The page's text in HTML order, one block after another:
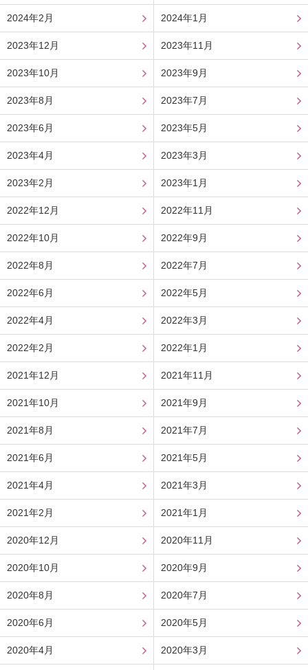
2024年2月 2024年1月
2023年12月 2023年11月
2023年10月 2023年9月
2023年8月 2023年7月
2023年6月 2023年5月
2023年4月 2023年3月
2023年2月 2023年1月
2022年12月 2022年11月
2022年10月 2022年9月
2022年8月 2022年7月
2022年6月 2022年5月
2022年4月 2022年3月
2022年2月 2022年1月
2021年12月 2021年11月
2021年10月 2021年9月
2021年8月 2021年7月
2021年6月 2021年5月
2021年4月 2021年3月
2021年2月 2021年1月
2020年12月 2020年11月
2020年10月 2020年9月
2020年8月 2020年7月
2020年6月 2020年5月
2020年4月 2020年3月